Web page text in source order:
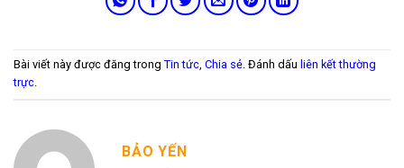
Bài viết này được đăng trong Tin tức, Chia sẻ. Đánh dấu liên kết thường
trực.
BẢO YẾN